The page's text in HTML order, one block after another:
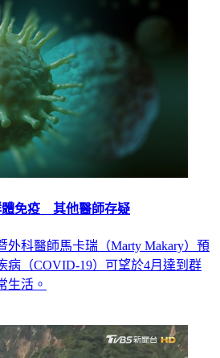
體免疫 其他醫師存疑
外科醫師馬卡瑞（Marty Makary）預
病（COVID-19）可望於4月達到群
生活。